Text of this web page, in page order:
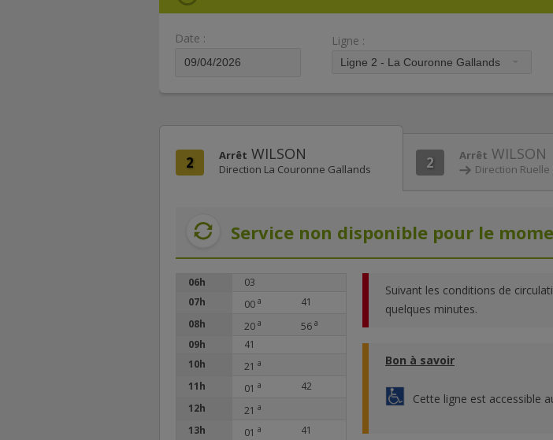
Date : Ligne :
2 Arrêt WILSON
Direction La Couronne Gallands 2 Arrêt WILSON
Direction Ruelle
Service non disponible pour le
06h
03
07h
00 a
41
08h
20 a 56 a
09h
41
10h
21 a
11h 01 a
42
12h
21 a
13h 01 a
41
Suivant les conditions de
quelques minutes.
Bon à savoir
Cette ligne est accessible